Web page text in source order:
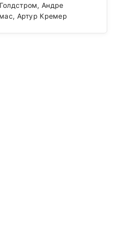
Андре
Артур Кремер